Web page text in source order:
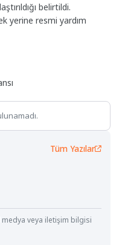
belirtildi.
yerine resmi yardım
Tüm Yazılar
medya veya iletişim bilgisi